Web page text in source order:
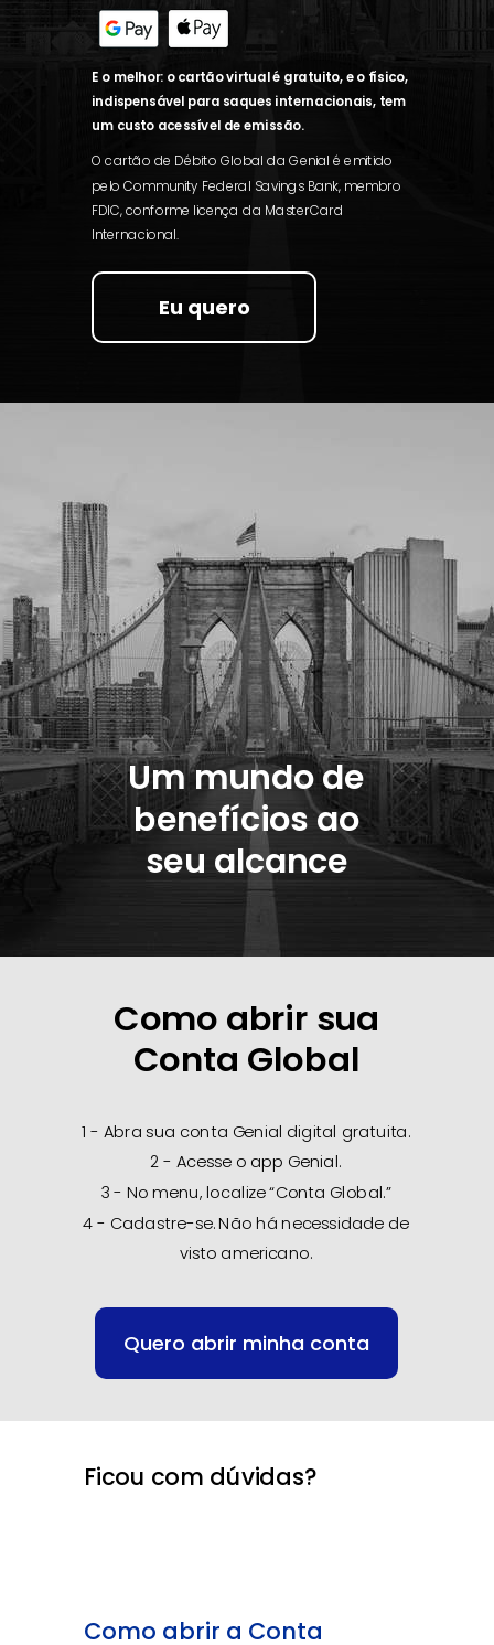
Eu quero
Como abrir sua
Conta Global
1 - Abra sua conta Genial digital gratuita.
2 - Acesse o app Genial.
3 - No menu, localize “Conta Global.”
4 - Cadastre-se. Não há necessidade de
visto americano.
E o melhor: o cartão virtual é gratuito, e o físico,
indispensável para saques internacionais, tem
um custo acessível de emissão.
O cartão de Débito Global da Genial é emitido
pelo Community Federal Savings Bank, membro
FDIC, conforme licença da MasterCard
Internacional.
Um mundo de
benefícios ao
seu alcance
Quero abrir minha conta
Ficou com dúvidas?
Como abrir a Conta